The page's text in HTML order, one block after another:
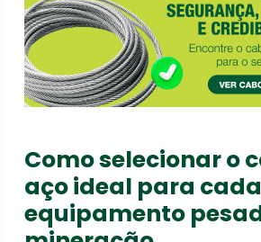
Como selecionar o
aço ideal para cada
equipamento